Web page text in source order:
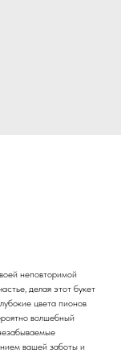
неповторимой
делая этот букет
цвета пионов
волшебный
вашей заботы и